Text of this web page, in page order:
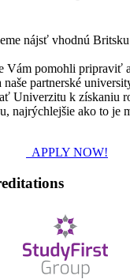
nájsť vhodnú
Vám pomohli pripraviť
naše partnerské
Univerzitu k získaniu
najrýchlejšie ako to je
APPLY NOW!